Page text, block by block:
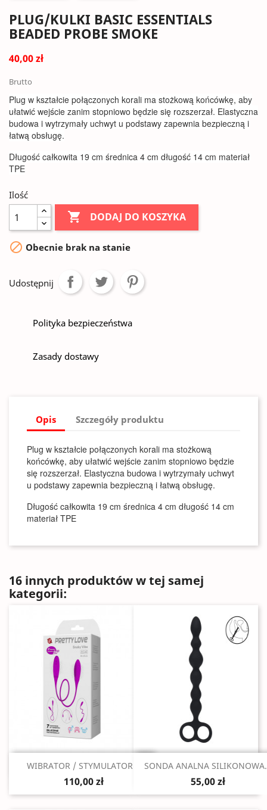
PLUG/KULKI BASIC ESSENTIALS
BEADED PROBE SMOKE
40,00 zł
Brutto
Plug w kształcie połączonych korali ma stożkową końcówkę, aby
ułatwić wejście zanim stopniowo będzie się rozszerzał. Elastyczna
budowa i wytrzymały uchwyt u podstawy zapewnia bezpieczną i
łatwą obsługę.
Długość całkowita 19 cm średnica 4 cm długość 14 cm materiał
TPE
Ilość
 DODAJ DO KOSZYKA
 Obecnie brak na stanie
Udostępnij
Polityka bezpieczeństwa
Zasady dostawy
Opis Szczegóły produktu
Plug w kształcie połączonych korali ma stożkową
końcówkę, aby ułatwić wejście zanim stopniowo będzie
się rozszerzał. Elastyczna budowa i wytrzymały uchwyt
u podstawy zapewnia bezpieczną i łatwą obsługę.
Długość całkowita 19 cm średnica 4 cm długość 14 cm
materiał TPE
16 innych produktów w tej samej
kategorii:
Szybki podgląd
WIBRATOR / STYMULATOR...
110,00 zł
Szybki podgląd
SONDA ANALNA
55,00 zł